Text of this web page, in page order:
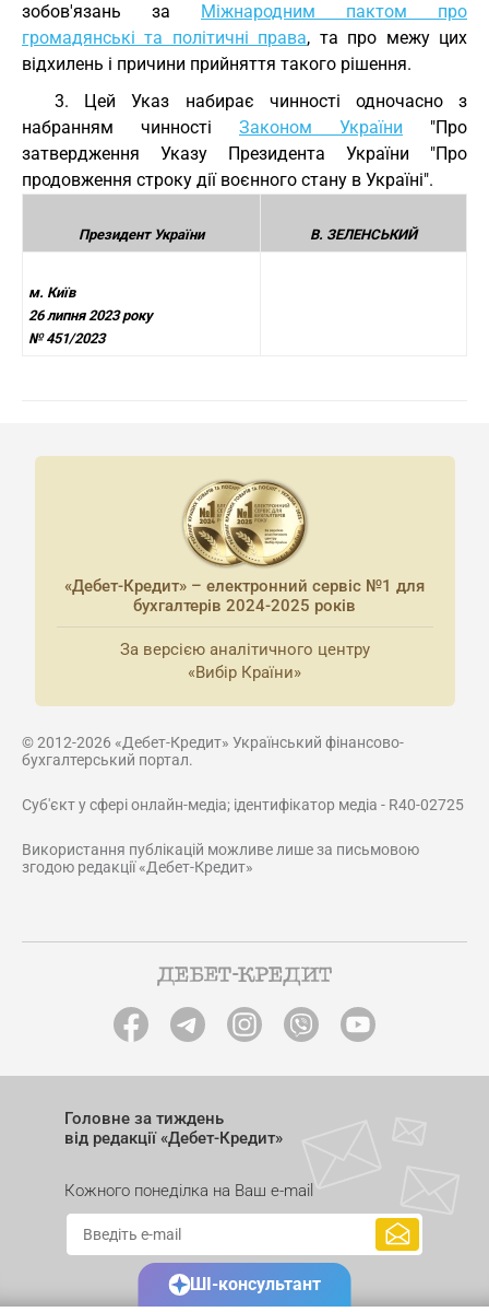
зобов'язань за Міжнародним пактом про
громадянські та політичні права, та про межу цих
відхилень і причини прийняття такого рішення.
3. Цей Указ набирає чинності одночасно з
набранням чинності Законом України "Про
затвердження Указу Президента України "Про
продовження строку дії воєнного стану в Україні".
Президент України В. ЗЕЛЕНСЬКИЙ
м. Київ
26 липня 2023 року
№ 451/2023
«Дебет-Кредит» – електронний сервіс №1 для
бухгалтерів 2024-2025 років
За версією аналітичного центру
«Вибір Країни»
© 2012-2026 «Дебет-Кредит» Український фінансово-
бухгалтерський портал.
Суб'єкт у сфері онлайн-медіа; ідентифікатор медіа - R40-02725
Використання публікацій можливе лише за письмовою
згодою редакції «Дебет-Кредит»
Головне за тиждень
від редакції «Дебет-Кредит»
Кожного понеділка на Ваш e-mail
ШІ-консультант